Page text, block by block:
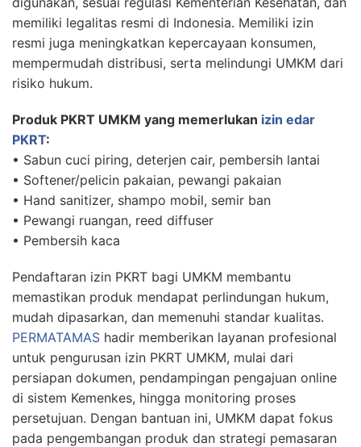
memiliki legalitas resmi di Indonesia. Memiliki izin
resmi juga meningkatkan kepercayaan konsumen,
mempermudah distribusi, serta melindungi UMKM dari
risiko hukum.
Produk PKRT UMKM yang memerlukan izin edar
PKRT:
• Sabun cuci piring, deterjen cair, pembersih lantai
• Softener/pelicin pakaian, pewangi pakaian
• Hand sanitizer, shampo mobil, semir ban
• Pewangi ruangan, reed diffuser
• Pembersih kaca
Pendaftaran izin PKRT bagi UMKM membantu
memastikan produk mendapat perlindungan hukum,
mudah dipasarkan, dan memenuhi standar kualitas.
PERMATAMAS hadir memberikan layanan profesional
untuk pengurusan izin PKRT UMKM, mulai dari
persiapan dokumen, pendampingan pengajuan online
di sistem Kemenkes, hingga monitoring proses
persetujuan. Dengan bantuan ini, UMKM dapat fokus
pada pengembangan produk dan strategi pemasaran